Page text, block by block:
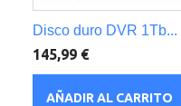
Disco duro DVR 1Tb...
145,99 €
AÑADIR AL CARRITO